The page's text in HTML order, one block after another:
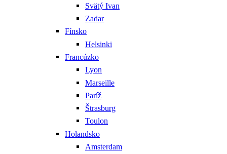
Svätý Ivan
Zadar
Fínsko
Helsinki
Francúzko
Lyon
Marseille
Paríž
Štrasburg
Toulon
Holandsko
Amsterdam